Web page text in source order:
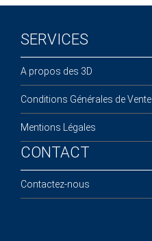
SERVICES
A propos des 3D
Conditions Générales de Vente
Mentions Légales
CONTACT
Contactez-nous